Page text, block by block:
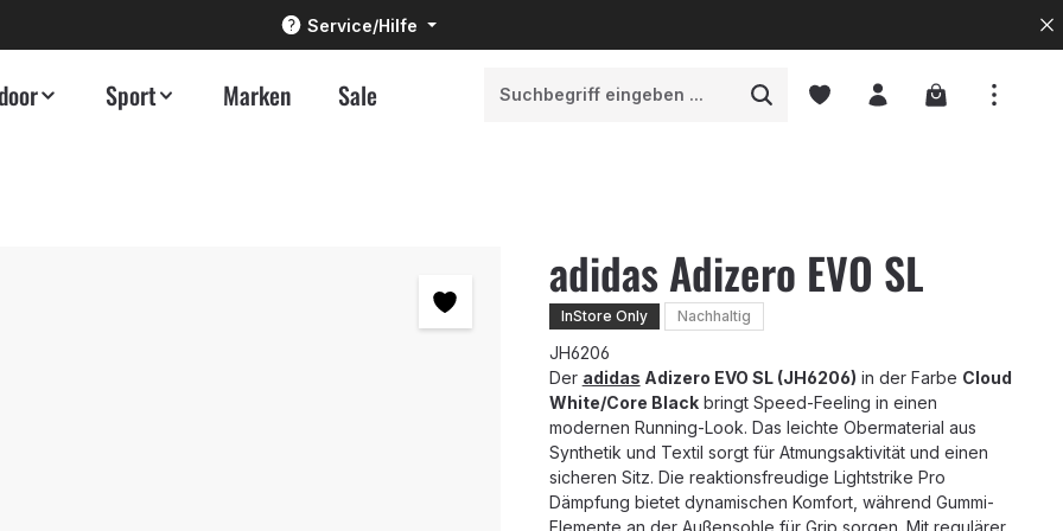
Service/Hilfe
Sport Marken Sale Warenkorb
adidas Adizero EVO SL
InStore Only Nachhaltig
JH6206
Der adidas Adizero EVO SL (JH6206) in der Farbe Cloud
White/Core Blackbringt Speed-Feeling in einen
modernen Running-Look. Das leichte Obermaterial aus
Synthetik und Textil sorgt für Atmungsaktivität und einen
sicheren Sitz. Die reaktionsfreudige Lightstrike Pro
Dämpfung bietet dynamischen Komfort, während Gummi-
Elemente an der Außensohle für Grip sorgen. Mit regulärer